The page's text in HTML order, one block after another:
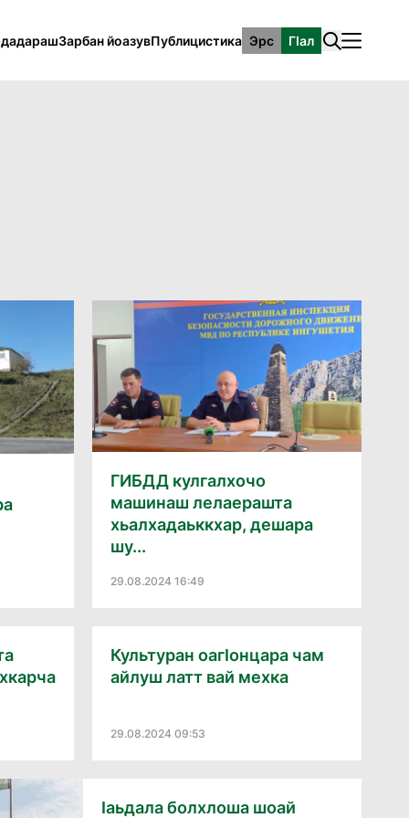
Зарбан йоазувПублицистика Эрс ГӀал
ГИБДД кулгалхочо
машинаш лелаерашта
хьалхадаьккхар, дешара
шу...
29.08.2024 16:49
Культуран оагӀонцара чам
айлуш латт вай мехка
29.08.2024 09:53
Ӏаьдала болхлоша шоай